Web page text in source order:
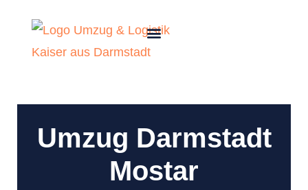
Umzug Darmstadt
Mostar